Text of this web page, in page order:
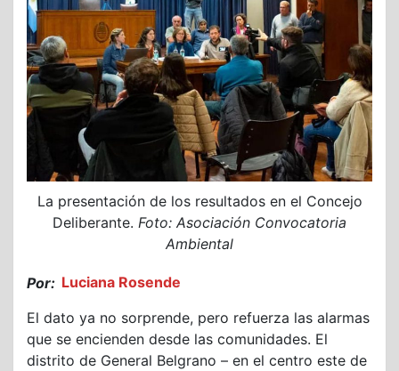
La presentación de los resultados en el Concejo
Deliberante. Foto: Asociación Convocatoria
Ambiental
Por: Luciana Rosende
El dato ya no sorprende, pero refuerza las alarmas
que se encienden desde las comunidades. El
distrito de General Belgrano – en el centro este de